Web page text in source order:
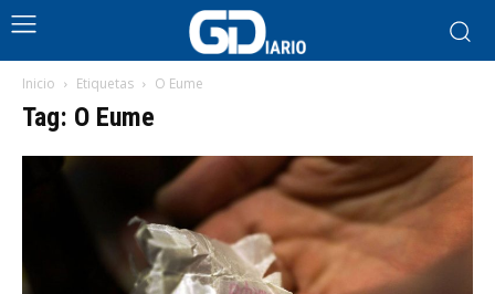
Inicio Etiquetas O Eume
Tag: O Eume